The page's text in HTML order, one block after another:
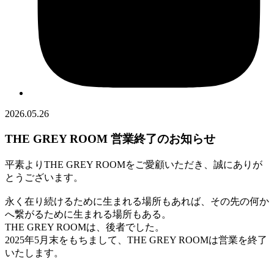
2026.05.26
THE GREY ROOM 営業終了のお知らせ
平素よりTHE GREY ROOMをご愛顧いただき、誠にありが
とうございます。
永く在り続けるために生まれる場所もあれば、その先の何か
へ繋がるために生まれる場所もある。
THE GREY ROOMは、後者でした。
2025年5月末をもちまして、THE GREY ROOMは営業を終了
いたします。